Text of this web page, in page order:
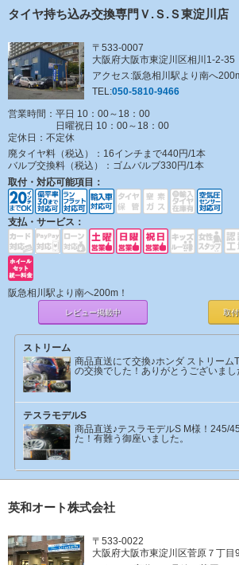
タイヤ持ち込み交換専門Ｖ.Ｓ.Ｓ東淀川店
〒533-0007
大阪府大阪市東淀川区相川1-2-35
アクセス:阪急相川駅より南へ
TEL:050-5810-9466
営業時間：平日 10：00～18：00
日曜祝日 10：00～18：00
定休日： 不定休
廃タイヤ料（税込）： 16インチまで440円/1本
バルブ交換料（税込）： ゴムバルブ330円/1本
取付・対応可能項目：
支払・サービス：
阪急相川駅より南へ200m！
レビュー掲載中 取
ストリーム
商品直送にて交換♪ホンダ ストリー
の交換でした！ありがとうございまし
テスラモデルS
商品直送♪テスラモデルS M様！245/
た！有難う御座いました。
英和オート株式会社
〒533-0022
大阪府大阪市東淀川区菅原７丁目